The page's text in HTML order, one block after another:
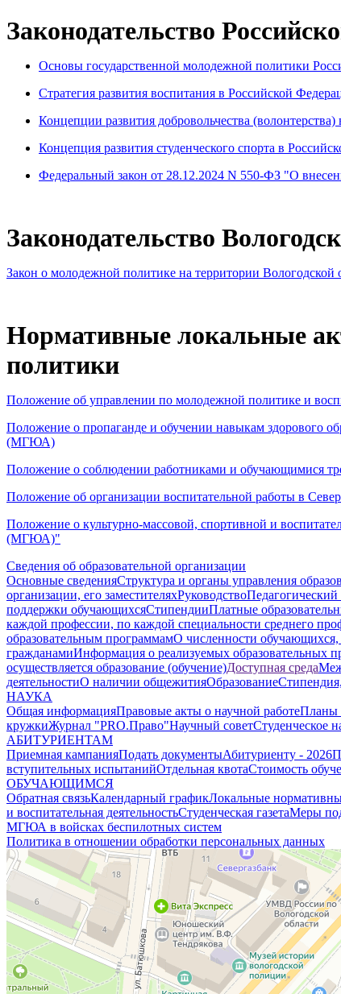
Законодательство
Основы государственной молодежной политики
Стратегия развития воспитания в Российской
Концепции развития добровольчества
Концепция развития студенческого спорта в
Федеральный закон от 28.12.2024 N 550-ФЗ "О
Законодательство
Закон о молодежной политике на территории Вологодской
Нормативные локальные
политики
Положение об управлении по молодежной политике и
Положение о пропаганде и обучении навыкам здорового
(МГЮА)
Положение о соблюдении работниками и обучающимися
Положение об организации воспитательной работы в
Положение о культурно-массовой, спортивной и
(МГЮА)"
Сведения об образовательной организации
Основные сведенияСтруктура и органы управления
организации, его заместителяхРуководствоПедагогический
поддержки обучающихсяСтипендииПлатные
каждой профессии, по каждой специальности среднего
образовательным программамО численности
гражданамиИнформация о реализуемых образовательных
осуществляется образование (обучение)Доступная среда
деятельностиО наличии общежитияОбразование
НАУКА
Общая информацияПравовые акты о научной работеПланы
кружкиЖурнал "PRO.Право"Научный советСтуденческое
АБИТУРИЕНТАМ
Приемная кампанияПодать документыАбитуриенту - 2026
вступительных испытанийОтдельная квотаСтоимость
ОБУЧАЮЩИМСЯ
Обратная связьКалендарный графикЛокальные
и воспитательная деятельностьСтуденческая газетаМеры
МГЮА в войсках беспилотных систем
Политика в отношении обработки персональных данных